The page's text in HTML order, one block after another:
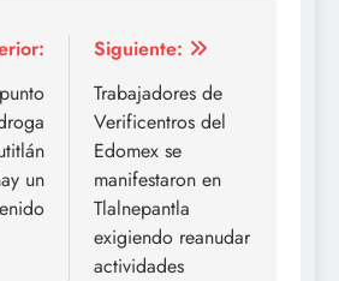
un
Siguiente:
Trabajadores de
Verificentros del
Edomex se
manifestaron en
Tlalnepantla
exigiendo reanudar
actividades